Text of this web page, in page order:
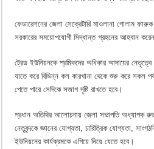
ফেডারেশনের জেলা সেক্রেটারি মাওলানা গোলাম
সরকারের সময়োপযোগী সিদ্ধান্ত গ্রহনের আহবান
ট্রেড ইউনিয়নকে শ্রমিকদের অধিকার আদায়ের
যাতে করে বিভিন্ন কল কারখানা থেকে শুরু করে সকল
পেতে পারে সেদিকে সজাগ দৃষ্টি রাখতে হবে।
প্রধান অতিথির আলোচনায় জেলা সভাপতি অধ্যাপক
নেতৃবৃন্দকে জ্ঞানের যোগ্যতা, চারিত্রিক যোগ্যতা,
ইউনিয়নের কার্যক্রমকে এগিয়ে নিয়ে যেতে হবে।